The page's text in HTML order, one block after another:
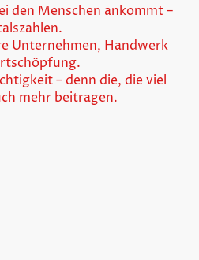
den Menschen ankommt –
Unternehmen, Handwerk
– denn die, die viel
mehr beitragen.